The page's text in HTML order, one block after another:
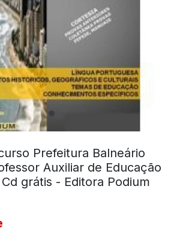
Prefeitura Balneário
Auxiliar de Educação
grátis - Editora Podium